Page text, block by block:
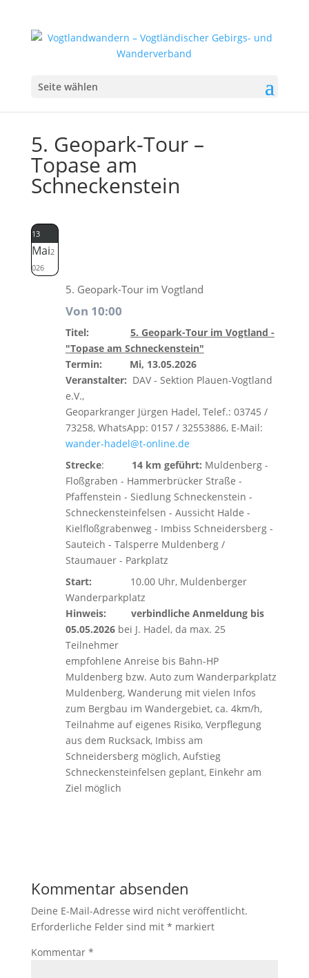
Seite wählen
5. Geopark-Tour –
Topase am
Schneckenstein
13
Mai2
026
5. Geopark-Tour im Vogtland
Von 10:00
Titel: 5. Geopark-Tour im Vogtland -
"Topase am Schneckenstein"
Termin:
Mi, 13.05.2026
Veranstalter: DAV - Sektion Plauen-Vogtland
e.V.,
Geoparkranger Jürgen Hadel, Telef.: 03745 /
73258, WhatsApp: 0157 / 32553886, E-Mail:
wander-hadel@t-online.de
Strecke: 14 km geführt: Muldenberg -
Floßgraben - Hammerbrücker Straße -
Pfaffenstein - Siedlung Schneckenstein -
Schneckensteinfelsen - Aussicht Halde -
Kielfloßgrabenweg - Imbiss Schneidersberg -
Sauteich - Talsperre Muldenberg /
Staumauer - Parkplatz
Start: 10.00 Uhr, Muldenberger
Wanderparkplatz
Hinweis:
verbindliche Anmeldung bis
05.05.2026bei J. Hadel, da max. 25
Teilnehmer
empfohlene Anreise bis Bahn-HP
Muldenberg bzw. Auto zum Wanderparkplatz
Muldenberg, Wanderung mit vielen Infos
zum Bergbau im Wandergebiet, ca. 4km/h,
Teilnahme auf eigenes Risiko, Verpflegung
aus dem Rucksack, Imbiss am
Schneidersberg möglich, Aufstieg
Schneckensteinfelsen geplant, Einkehr am
Ziel möglich
Kommentar absenden
Deine E-Mail-Adresse wird nicht veröffentlicht.
Erforderliche Felder sind mit * markiert
Kommentar *